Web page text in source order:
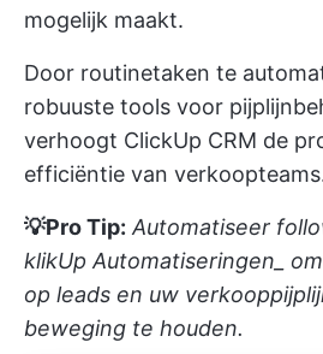
mogelijk maakt.
Door routinetaken te
robuuste tools voor
verhoogt ClickUp CRM de
efficiëntie van
💡Pro Tip: Automatiseer
klikUp Automatiseringen_
op leads en uw
beweging te houden.